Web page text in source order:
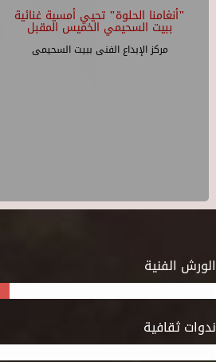
"أنغامنا الحلوة" تحيي أمسية غنائية
ببيت السحيمي الخميس المقبل
مركز الإبداع الفنى ببيت السحيمى
الورش الفنية
ندوات ثقافية